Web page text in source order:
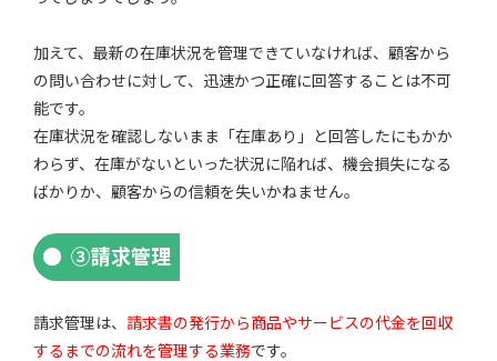
加えて、最新の在庫状況を管理できていなければ、顧客から
の問い合わせに対して、迅速かつ正確に回答することは不可
能です。
在庫状況を確認しないまま「在庫あり」と回答したにもかか
わらず、在庫がないといった状況に陥れば、機会損失になる
ばかりか、顧客からの信頼を失いかねません。
③請求管理
請求管理は、 請求書の発行から商品やサービスの代金を回収
するまでの流れを管理する業務です。